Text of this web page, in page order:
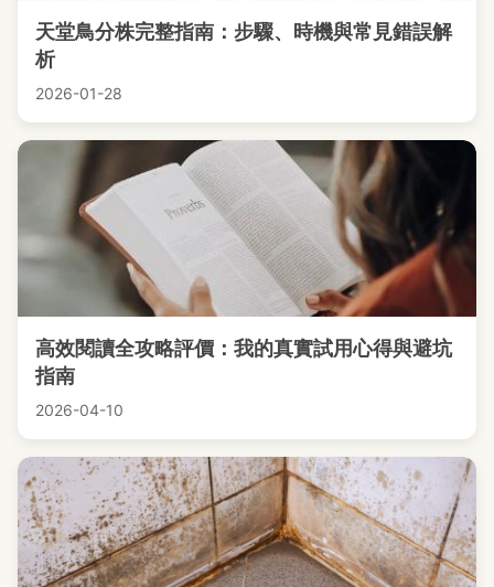
天堂鳥分株完整指南：步驟、時機與常見錯誤解
析
2026-01-28
高效閱讀全攻略評價：我的真實試用心得與避坑
指南
2026-04-10